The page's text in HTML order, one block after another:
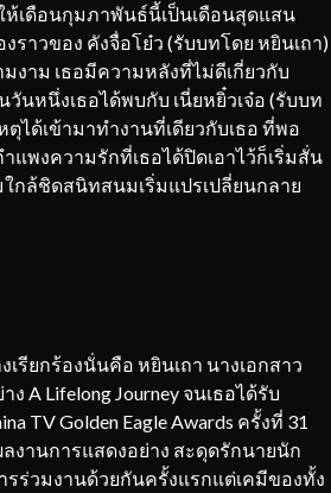
ห้เดือนกุมภาพันธ์นี้เป็นเดือนสุดแสน
ราวของ คังจื่อโย๋ว (รับบทโดย หยินเถา)
งาม เธอมีความหลังที่ไม่ดีเกี่ยวกับ
นหนึ่งเธอได้พบกับ เนี่ยหยิ๋วเจ๋อ (รับบท
ได้เข้ามาทำงานที่เดียวกับเธอ ที่พอ
แพงความรักที่เธอได้ปิดเอาไว้ก็เริ่มสั่น
กล้ชิดสนิทสนมเริ่มแปรเปลี่ยนกลาย
ยกร้องนั่นคือ หยินเถา นางเอกสาว
Lifelong Journey จนเธอได้รับ
TV Golden Eagle Awards ครั้งที่ 31
งานการแสดงอย่าง สะดุดรักนายนัก
รร่วมงานด้วยกันครั้งแรกแต่เคมีของทั้ง